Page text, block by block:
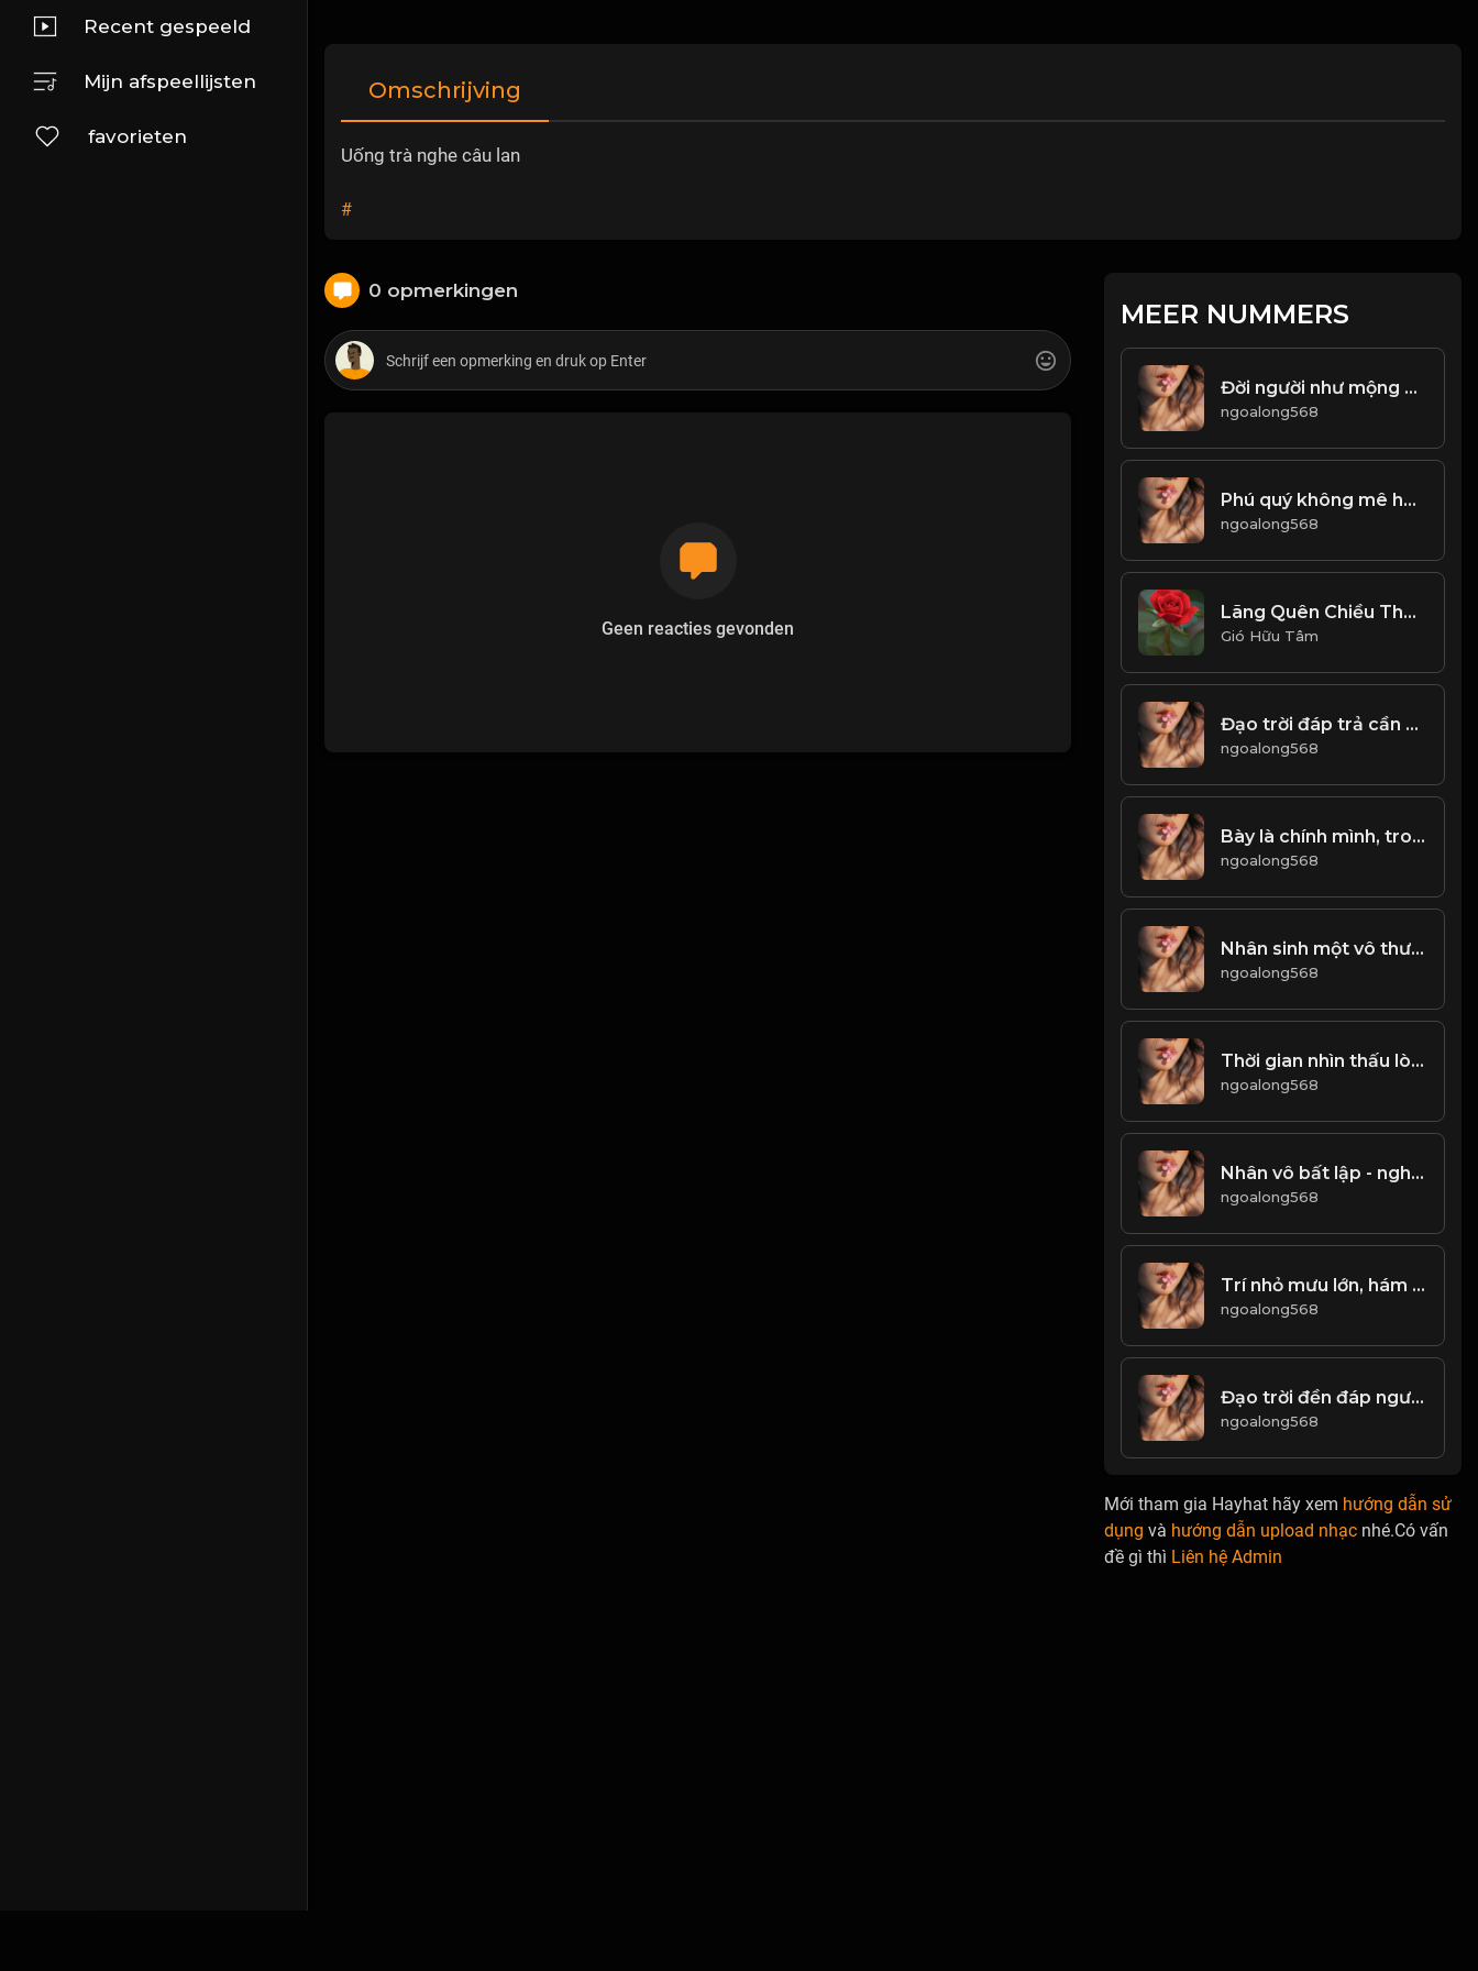
Recent gespeeld
Mijn afspeellijsten
favorieten
Omschrijving
Uống trà nghe câu lan
#
0 opmerkingen
Geen reacties gevonden
MEER NUMMERS
Đời người như mộng như mơ, vô thường là trạng thái bình thường của sinh mệnh! Đạo
ngoalong568
Phú quý không mê hoặc, bần tiện chẳng đổi thay! & Đạo
ngoalong568
Lãng Quên Chiều Thu (Tui Hát) 周華健_1767946641396
Gió Hữu Tâm
Đạo trời đáp trả cần cù! Đạo
ngoalong568
Bày là chính mình, trong cõi nhân sinh! Đạo
ngoalong568
Nhân sinh một vô thường...! Đạo
ngoalong568
Thời gian nhìn thấu lòng người, năm tháng tỏ tường tính cách! & Đạo
ngoalong568
Nhân vô bất lập - nghiệp vô tín bất hưng! Đạo
ngoalong568
Trí nhỏ mưu lớn, hám lợi đen lòng! & Đạo
ngoalong568
Đạo trời đền đáp người cần cù! & Đạo
ngoalong568
Mới tham gia Hayhat hãy xem hướng dẫn sử
dụng và hướng dẫn upload nhạc nhé.Có vấn
đề gì thì Liên hệ Admin